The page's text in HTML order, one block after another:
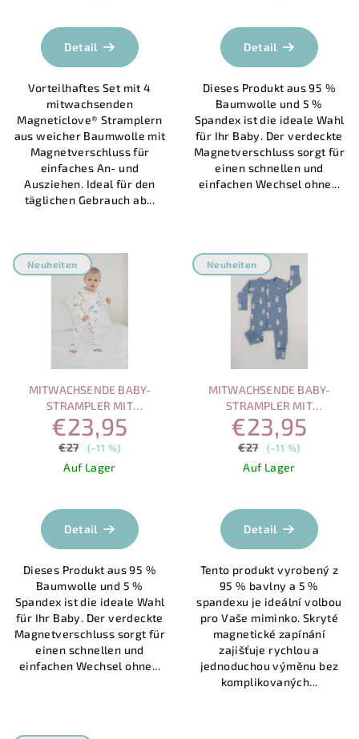
durchschnittliche
Produktbewertung
von
5
Sternen.
Detail
Vorteilhaftes Set mit 4
mitwachsenden
Magneticlove® Stramplern
aus weicher Baumwolle mit
Magnetverschluss für
einfaches An- und
Ausziehen. Ideal für den
täglichen Gebrauch ab...
von
5
Sternen.
Detail
Dieses Produkt aus 95 %
Baumwolle und 5 %
Spandex ist die ideale Wahl
für Ihr Baby. Der verdeckte
Magnetverschluss sorgt für
einen schnellen und
einfachen Wechsel ohne...
Neuheiten
MITWACHSENDE BABY-
STRAMPLER MIT
MAGNETVERSCHLUSS –
MEERESMELODIE
€23,95
€27 (–11 %)
Auf Lager
Detail
Dieses Produkt aus 95 %
Baumwolle und 5 %
Spandex ist die ideale Wahl
für Ihr Baby. Der verdeckte
Magnetverschluss sorgt für
einen schnellen und
einfachen Wechsel ohne...
Neuheiten
MITWACHSENDE BABY-
STRAMPLER MIT
MAGNETVERSCHLUSS –
VERSPIELTE HUNDE
€23,95
€27 (–11 %)
Auf Lager
von
5
Sternen.
Detail
Tento produkt vyrobený z
95 % bavlny a 5 %
spandexu je ideální volbou
pro Vaše miminko. Skryté
magnetické zapínání
zajišťuje rychlou a
jednoduchou výměnu bez
komplikovaných...